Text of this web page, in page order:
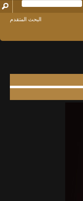
البحث المتقدم